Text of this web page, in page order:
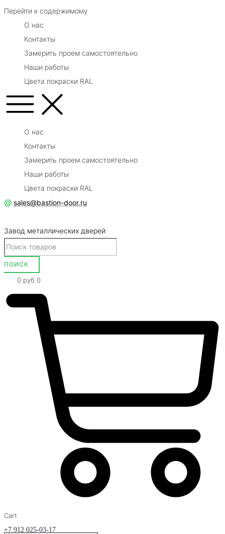
Перейти к содержимому
О нас
Контакты
Замерить проем самостоятельно
Наши работы
Цвета покраски RAL
О нас
Контакты
Замерить проем самостоятельно
Наши работы
Цвета покраски RAL
@ sales@bastion-door.ru
Завод металлических дверей
0 руб 0
Cart
+7 912 025-03-17